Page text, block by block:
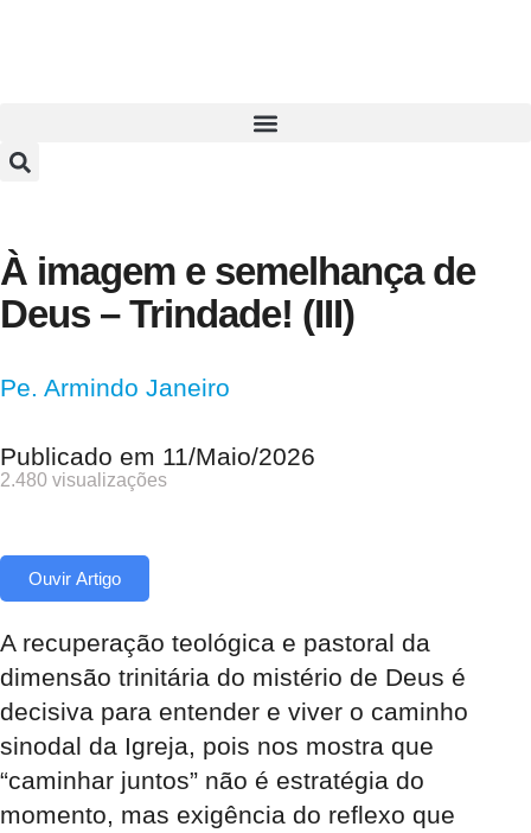
À imagem e semelhança de
Deus – Trindade! (III)
Pe. Armindo Janeiro
Publicado em 11/Maio/2026
2.480 visualizações
Ouvir Artigo
A recuperação teológica e pastoral da
dimensão trinitária do mistério de Deus é
decisiva para entender e viver o caminho
sinodal da Igreja, pois nos mostra que
“caminhar juntos” não é estratégia do
momento, mas exigência do reflexo que